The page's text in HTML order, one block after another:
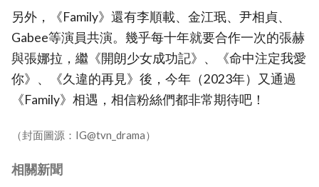
另外，《Family》還有李順載、金江珉、尹相貞、
Gabee等演員共演。幾乎每十年就要合作一次的張赫
與張娜拉，繼《開朗少女成功記》、《命中注定我愛
你》、《久違的再見》後，今年（2023年）又通過
《Family》相遇，相信粉絲們都非常期待吧！
（封面圖源：IG@tvn_drama）
相關新聞